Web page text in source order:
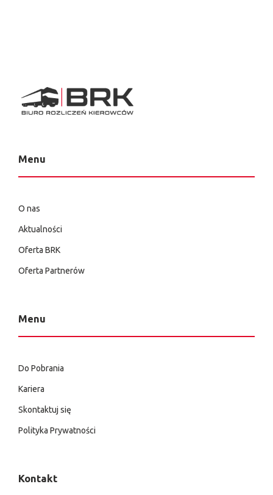
Menu
O nas
Aktualności
Oferta BRK
Oferta Partnerów
Menu
Do Pobrania
Kariera
Skontaktuj się
Polityka Prywatności
Kontakt